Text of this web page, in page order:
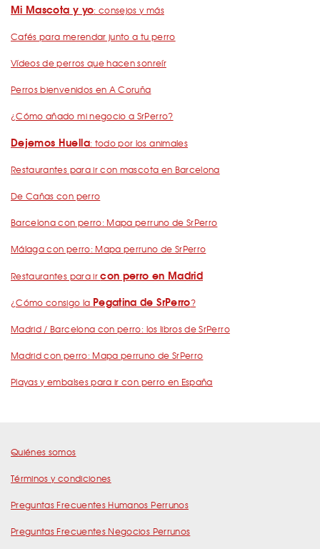
Mi Mascota y yo: consejos y más
Cafés para merendar junto a tu perro
Vídeos de perros que hacen sonreír
Perros bienvenidos en A Coruña
¿Cómo añado mi negocio a SrPerro?
Dejemos Huella: todo por los animales
Restaurantes para ir con mascota en Barcelona
De Cañas con perro
Barcelona con perro: Mapa perruno de SrPerro
Málaga con perro: Mapa perruno de SrPerro
Restaurantes para ircon perro en Madrid
¿Cómo consigo la Pegatina de SrPerro?
Madrid / Barcelona con perro: los libros de SrPerro
Madrid con perro: Mapa perruno de SrPerro
Playas y embalses para ir con perro en España
Quiénes somos
Términos y condiciones
Preguntas Frecuentes Humanos Perrunos
Preguntas Frecuentes Negocios Perrunos